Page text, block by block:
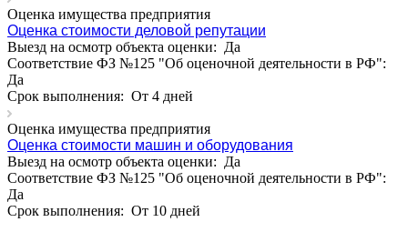
Оценка имущества предприятия
Оценка стоимости деловой репутации
Выезд на осмотр объекта оценки: Да
Соответствие ФЗ №125 "Об оценочной деятельности в РФ":
Да
Срок выполнения: От 4 дней
Оценка имущества предприятия
Оценка стоимости машин и оборудования
Выезд на осмотр объекта оценки: Да
Соответствие ФЗ №125 "Об оценочной деятельности в РФ":
Да
Срок выполнения: От 10 дней
Балабаново
Балаково
Балашиха
Балашов
Барабинск
Барнаул
Батайск
Бахчисарай
Белая Калитва
Белгород